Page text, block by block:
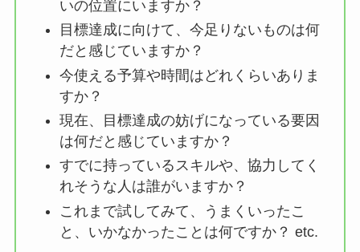
いの位置にいますか？
目標達成に向けて、今足りないものは何
だと感じていますか？
今使える予算や時間はどれくらいありま
すか？
現在、目標達成の妨げになっている要因
は何だと感じていますか？
すでに持っているスキルや、協力してく
れそうな人は誰がいますか？
これまで試してみて、うまくいったこ
と、いかなかったことは何ですか？ etc.